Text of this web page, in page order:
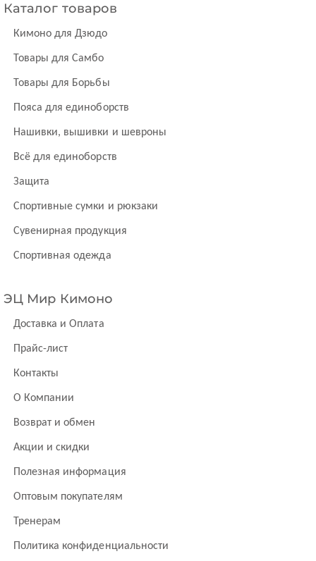
Каталог товаров
Кимоно для Дзюдо
Товары для Самбо
Товары для Борьбы
Пояса для единоборств
Нашивки, вышивки и шевроны
Всё для единоборств
Защита
Спортивные сумки и рюкзаки
Сувенирная продукция
Спортивная одежда
ЭЦ Мир Кимоно
Доставка и Оплата
Прайс-лист
Контакты
О Компании
Возврат и обмен
Акции и скидки
Полезная информация
Оптовым покупателям
Тренерам
Политика конфиденциальности